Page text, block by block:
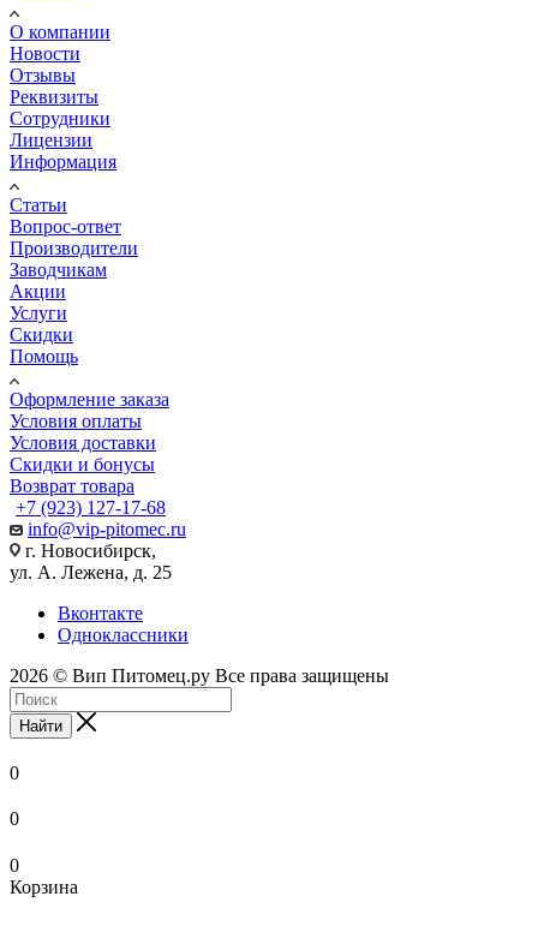
О компании
Новости
Отзывы
Реквизиты
Сотрудники
Лицензии
Информация
Статьи
Вопрос-ответ
Производители
Заводчикам
Акции
Услуги
Скидки
Помощь
Оформление заказа
Условия оплаты
Условия доставки
Скидки и бонусы
Возврат товара
+7 (923) 127-17-68
info@vip-pitomec.ru
г. Новосибирск,
ул. А. Лежена, д. 25
Вконтакте
Одноклассники
2026 © Вип Питомец.ру Все права защищены
Найти
0
0
0
Корзина